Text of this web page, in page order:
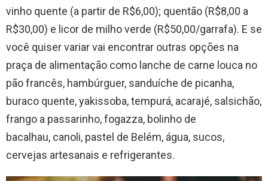
vinho quente (a partir de R$6,00); quentão (R$8,00 a
R$30,00) e licor de milho verde (R$50,00/garrafa). E se
você quiser variar vai encontrar outras opções na
praça de alimentação como lanche de carne louca no
pão francês, hambúrguer, sanduíche de picanha,
buraco quente, yakissoba, tempurá, acarajé, salsichão,
frango a passarinho, fogazza, bolinho de
bacalhau, canoli, pastel de Belém, água, sucos,
cervejas artesanais e refrigerantes.